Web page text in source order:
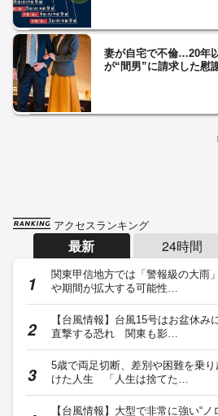
妻が自宅で不倫…20年
が“間男”に請求した慰
アクセスランキング
最新 24時間
関東甲信地方では「警報級の大雨
や期間が拡大する可能性…
【台風情報】台風15号はお盆休み
直撃する恐れ 関東も影…
5歳で両足切断、差別や困難を乗
けた人生 「人生は捨てた…
【台風情報】大型で非常に強い“ノ